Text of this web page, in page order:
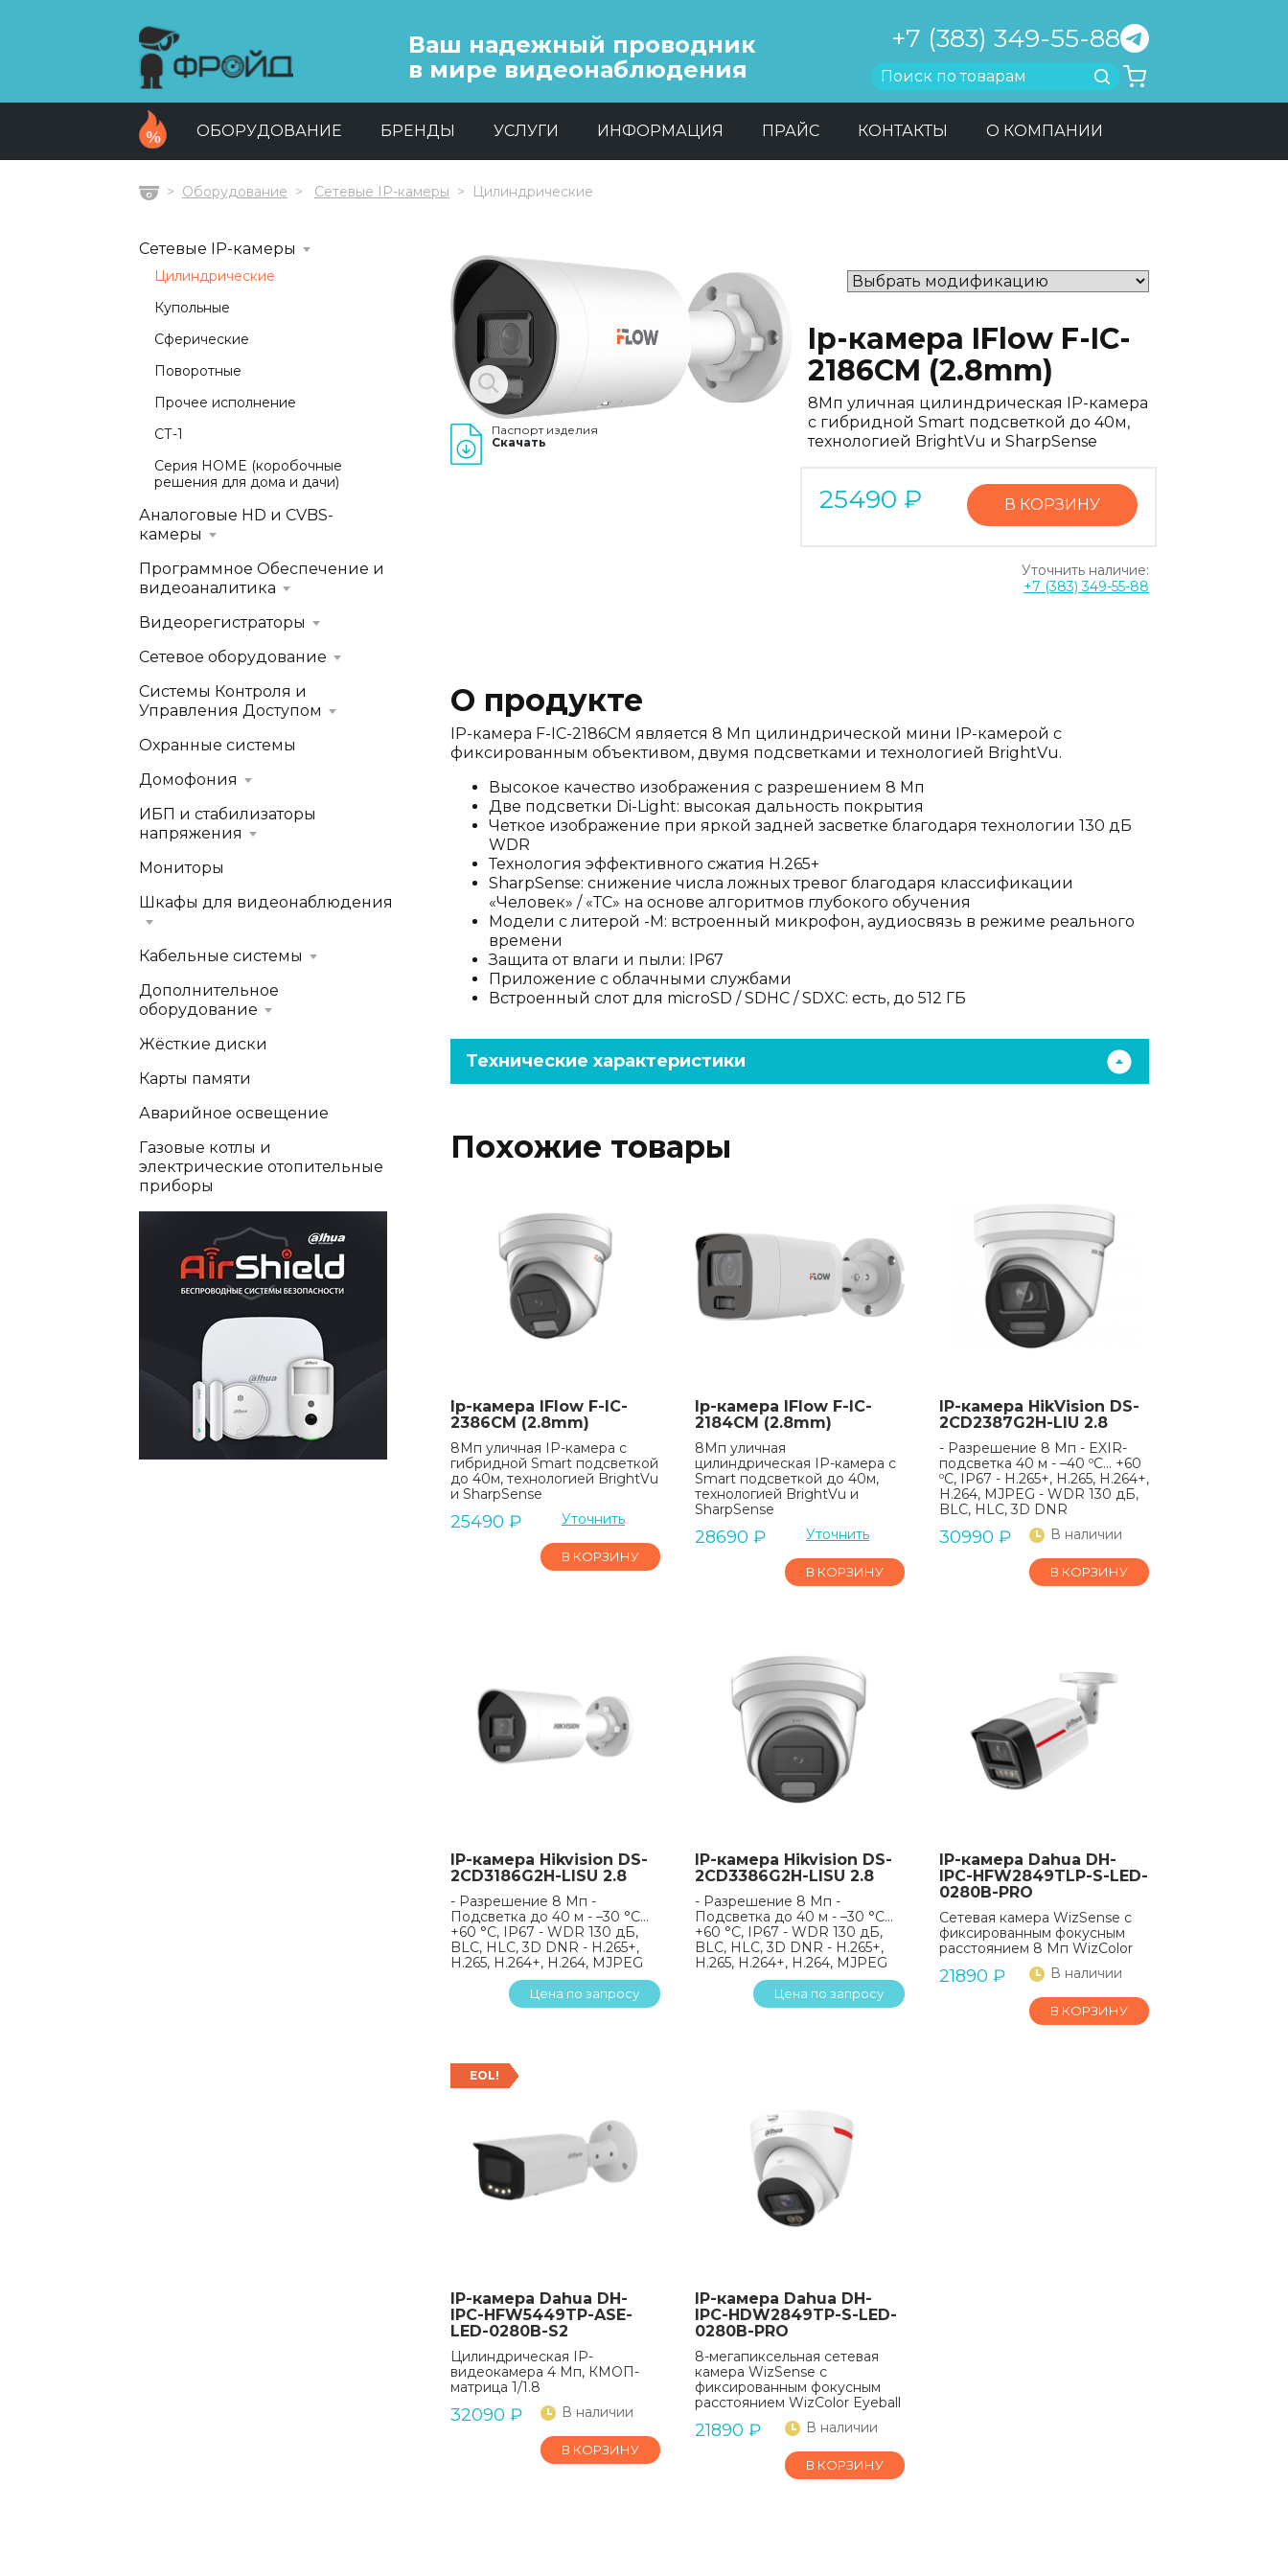
Ваш надежный проводник
в мире видеонаблюдения
+7 (383) 349-55-88
Найти
ОБОРУДОВАНИЕ БРЕНДЫ УСЛУГИ ИНФОРМАЦИЯ ПРАЙС КОНТАКТЫ О КОМПАНИИ
ГлавнаяОборудование Сетевые IP-камеры Цилиндрические
Паспорт изделия
Скачать
Ip-камера IFlow F-IC-
2186CM (2.8mm)
8Мп уличная цилиндрическая IP-камера
с гибридной Smart подсветкой до 40м,
технологией BrightVu и SharpSense
25490 ₽ В КОРЗИНУ
Уточнить наличие:
+7 (383) 349-55-88
О продукте
IP-камера F-IC-2186CM является 8 Мп цилиндрической мини IP-камерой с
фиксированным объективом, двумя подсветками и технологией BrightVu.
Высокое качество изображения с разрешением 8 Мп
Две подсветки Di-Light: высокая дальность покрытия
Четкое изображение при яркой задней засветке благодаря технологии 130 дБ
WDR
Технология эффективного сжатия H.265+
SharpSense: снижение числа ложных тревог благодаря классификации
«Человек» / «ТС» на основе алгоритмов глубокого обучения
Модели с литерой -M: встроенный микрофон, аудиосвязь в режиме реального
времени
Защита от влаги и пыли: IP67
Приложение с облачными службами
Встроенный слот для microSD / SDHC / SDXC: есть, до 512 ГБ
Технические характеристики
Похожие товары
Ip-камера IFlow F-IC-
2386CM (2.8mm)
8Мп уличная IP-камера с
гибридной Smart подсветкой
до 40м, технологией BrightVu
и SharpSense
25490 ₽ Уточнить
В КОРЗИНУ
Ip-камера IFlow F-IC-
2184CM (2.8mm)
8Мп уличная
цилиндрическая IP-камера с
Smart подсветкой до 40м,
технологией BrightVu и
SharpSense
28690 ₽ Уточнить
В КОРЗИНУ
IP-камера HikVision DS-
2CD2387G2H-LIU 2.8
- Разрешение 8 Мп - EXIR-
подсветка 40 м - –40 ºC… +60
ºC, IP67 - H.265+, H.265, H.264+,
H.264, MJPEG - WDR 130 дБ,
BLC, HLC, 3D DNR
30990 ₽ В наличии
В КОРЗИНУ
IP-камера Hikvision DS-
2CD3186G2H-LISU 2.8
- Разрешение 8 Мп -
Подсветка до 40 м - –30 °C…
+60 °C, IP67 - WDR 130 дБ,
BLC, HLC, 3D DNR - H.265+,
H.265, H.264+, H.264, MJPEG
Цена по запросу
IP-камера Hikvision DS-
2CD3386G2H-LISU 2.8
- Разрешение 8 Мп -
Подсветка до 40 м - –30 °C…
+60 °C, IP67 - WDR 130 дБ,
BLC, HLC, 3D DNR - H.265+,
H.265, H.264+, H.264, MJPEG
Цена по запросу
IP-камера Dahua DH-
IPC-HFW2849TLP-S-LED-
0280B-PRO
Сетевая камера WizSense с
фиксированным фокусным
расстоянием 8 Мп WizColor
21890 ₽ В наличии
В КОРЗИНУ
EOL!
IP-камера Dahua DH-
IPC-HFW5449TP-ASE-
LED-0280B-S2
Цилиндрическая IP-
видеокамера 4 Мп, КМОП-
матрица 1/1.8
32090 ₽ В наличии
В КОРЗИНУ
IP-камера Dahua DH-
IPC-HDW2849TP-S-LED-
0280B-PRO
8-мегапиксельная сетевая
камера WizSense с
фиксированным фокусным
расстоянием WizColor Eyeball
21890 ₽ В наличии
В КОРЗИНУ
Сетевые IP-камеры
Цилиндрические
Купольные
Сферические
Поворотные
Прочее исполнение
СТ-1
Серия HOME (коробочные
решения для дома и дачи)
Аналоговые HD и CVBS-
камеры
Программное Обеспечение и
видеоаналитика
Видеорегистраторы
Сетевое оборудование
Системы Контроля и
Управления Доступом
Охранные системы
Домофония
ИБП и стабилизаторы
напряжения
Мониторы
Шкафы для видеонаблюдения
Кабельные системы
Дополнительное
оборудование
Жёсткие диски
Карты памяти
Аварийное освещение
Газовые котлы и
электрические отопительные
приборы